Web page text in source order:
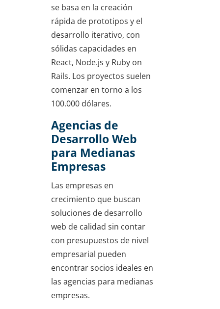
se basa en la creación
rápida de prototipos y el
desarrollo iterativo, con
sólidas capacidades en
React, Node.js y Ruby on
Rails. Los proyectos suelen
comenzar en torno a los
100.000 dólares.
Agencias de
Desarrollo Web
para Medianas
Empresas
Las empresas en
crecimiento que buscan
soluciones de desarrollo
web de calidad sin contar
con presupuestos de nivel
empresarial pueden
encontrar socios ideales en
las agencias para medianas
empresas.